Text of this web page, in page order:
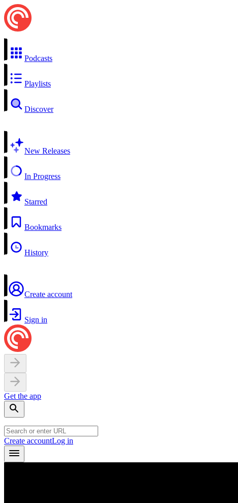
Podcasts
Playlists
Discover
New Releases
In Progress
Starred
Bookmarks
History
Create account
Sign in
Get the app
Create accountLog in